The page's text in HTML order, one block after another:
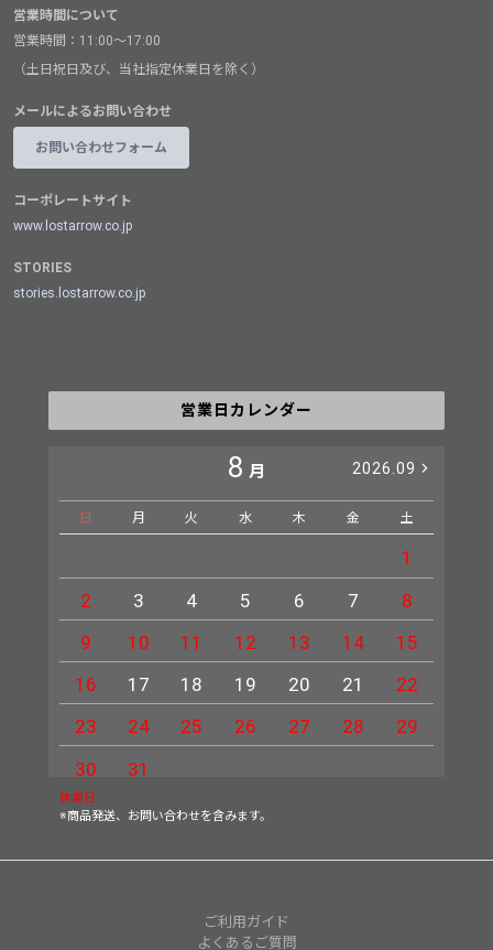
営業時間について
営業時間：11:00～17:00
（土日祝日及び、当社指定休業日を除く）
メールによるお問い合わせ
お問い合わせフォーム
コーポレートサイト
www.lostarrow.co.jp
STORIES
stories.lostarrow.co.jp
営業日カレンダー
8 月 2026.09
日 月 火 水 木 金 土
1
2
3 4 5 6 7
8
9
10 11 12 13 14
15
16
17 18 19 20 21
22
23
24 25 26 27 28
29
30
31
休業日
※商品発送、お問い合わせを含みます。
ご利用ガイド
よくあるご質問